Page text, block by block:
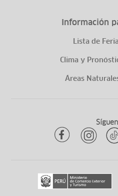
Información
Lista de
Clima y
Áreas